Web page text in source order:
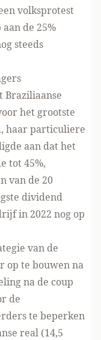
volksprotest
de 25%
steeds
Braziliaanse
het grootste
haar particuliere
aan dat het
tot 45%,
van de 20
dividend
in 2022 nog op
van de
op te bouwen na
na de coup
de
te beperken
real (14,5